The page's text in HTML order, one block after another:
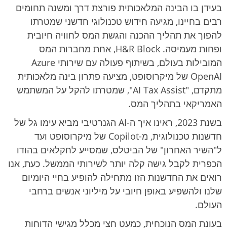
בעידן בו הבינה המלאכותית פורצת דרך ומשנה תחומים
רבים בחיינו, מגיעה חידוש טכנולוגי חדשני שמטרתו
להפוך את תהליך ההכנה והגשת המס לחוויה חיובית
ופחות מעמיסה. H&R Block, אחת מחברות המס
המובילות בעולם, בשיתוף פעולה עם שירותי Azure
OpenAI של מיקרוסופט, מציעה פתרון בינה מלאכותית
מתקדם, "AI Tax Assist", שמטרתו להקל על המשתמש
האמריקאי בתהליך המס.
בשנת 2023, ראינו איך ה-AI הגנרטיבי מביא עימו גל של
חדשנות טכנולוגית, מ-Copilot של מיקרוסופט ועד
ל"השיר האחרון" של הביטלס, שמסייע לחקלאים בהודו
הכפרית לקבל גישה קלה יותר לשירותי הממשל. כעת, אנו
רואים את החדשנות הזו מתחילה להופיע בחיי היומיום
שלנו ולהשפיע באופן חיובי על מיליוני אנשים ברחבי
העולם.
בעונת המס הנוכחית, כמעט חצי מכלל מגישי הדוחות